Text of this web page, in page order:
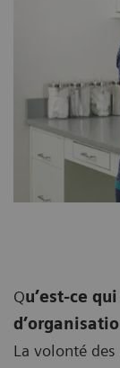
Qu’est-ce
La volonté